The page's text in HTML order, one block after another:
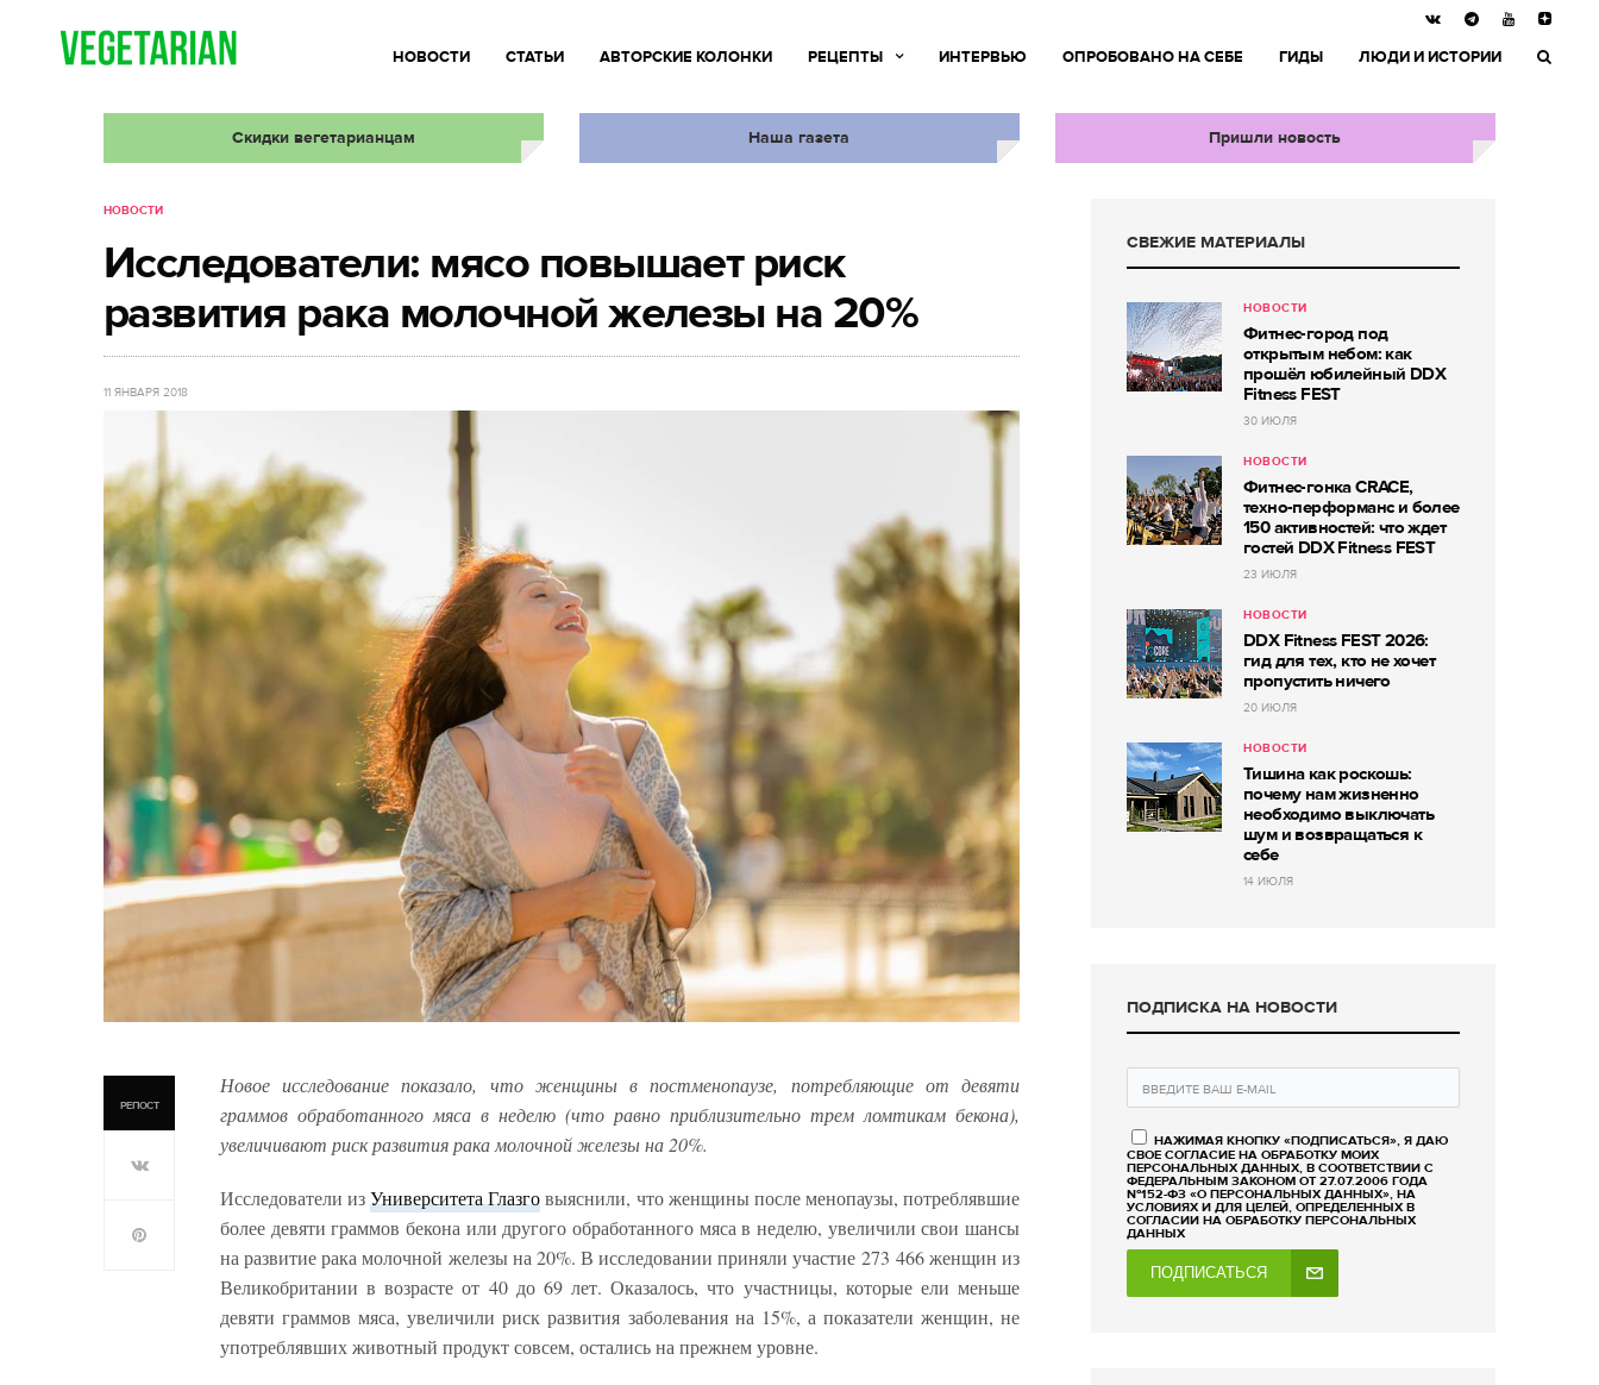
НОВОСТИ СТАТЬИ АВТОРСКИЕ КОЛОНКИ РЕЦЕПТЫ ИНТЕРВЬЮ ОПРОБОВАНО НА СЕБЕ ГИДЫ ЛЮДИ И ИСТОРИИ
Скидки вегетарианцам Наша газета Пришли новость
НОВОСТИ
Исследователи: мясо повышает риск
развития рака молочной железы на 20%
11 ЯНВАРЯ 2018
РЕПОСТ
Новое исследование показало, что женщины в постменопаузе, потребляющие от девяти
граммов обработанного мяса в неделю (что равно приблизительно трем ломтикам бекона),
увеличивают риск развития рака молочной железы на 20%.
Исследователи изУниверситета Глазговыяснили, что женщины после менопаузы, потреблявшие
более девяти граммов бекона или другого обработанного мяса в неделю, увеличили свои шансы
на развитие рака молочной железы на 20%. В исследовании приняли участие 273 466 женщин из
Великобритании в возрасте от 40 до 69 лет. Оказалось, что участницы, которые ели меньше
девяти граммов мяса, увеличили риск развития заболевания на 15%, а показатели женщин, не
употреблявших животный продукт совсем, остались на прежнем уровне.
СВЕЖИЕ МАТЕРИАЛЫ
НОВОСТИ
Фитнес-город под
открытым небом: как
прошёл юбилейный DDX
Fitness FEST
30 ИЮЛЯ
НОВОСТИ
Фитнес-гонка CRACE,
техно-перформанс и более
150 активностей: что ждет
гостей DDX Fitness FEST
23 ИЮЛЯ
НОВОСТИ
DDX Fitness FEST 2026:
гид для тех, кто не хочет
пропустить ничего
20 ИЮЛЯ
НОВОСТИ
Тишина как роскошь:
почему нам жизненно
необходимо выключать
шум и возвращаться к
себе
14 ИЮЛЯ
ПОДПИСКА НА НОВОСТИ
НАЖИМАЯ КНОПКУ «ПОДПИСАТЬСЯ», Я ДАЮ
СВОЕ СОГЛАСИЕ НА ОБРАБОТКУ МОИХ
ПЕРСОНАЛЬНЫХ ДАННЫХ, В СООТВЕТСТВИИ С
ФЕДЕРАЛЬНЫМ ЗАКОНОМ ОТ 27.07.2006 ГОДА
№152-ФЗ «О ПЕРСОНАЛЬНЫХ ДАННЫХ», НА
УСЛОВИЯХ И ДЛЯ ЦЕЛЕЙ, ОПРЕДЕЛЕННЫХ В
СОГЛАСИИ НА ОБРАБОТКУ ПЕРСОНАЛЬНЫХ
ДАННЫХ
ПОДПИСАТЬСЯ